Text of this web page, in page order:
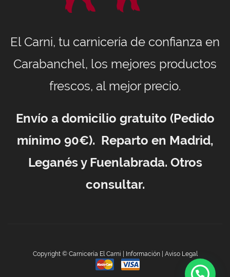
El Carni, tu carnicería de confianza en
Carabanchel, los mejores productos
frescos, al mejor precio.
Envío a domicilio gratuito (Pedido
mínimo 90€). Reparto en Madrid,
Leganés y Fuenlabrada. Otros
consultar.
Copyright © Carnicería El Carni | Información| Aviso Legal